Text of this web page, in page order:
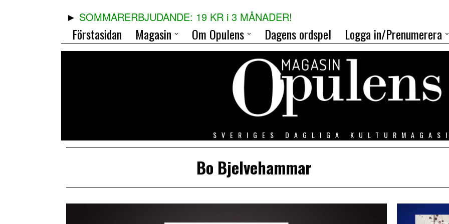
SOMMARERBJUDANDE: 19 KR i 3 MÅNADER!
Förstasidan Magasin Om Opulens Dagens ordspel Logga in/Prenumerera
SVERIGES DAGLIGA
Bo Bjelvehammar